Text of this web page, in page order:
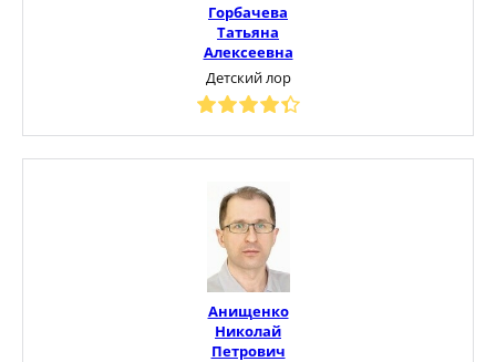
Горбачева
Татьяна
Алексеевна
Детский лор
Анищенко
Николай
Петрович